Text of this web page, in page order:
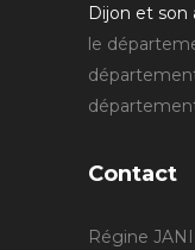
Dijon et
le
Contact
Régine